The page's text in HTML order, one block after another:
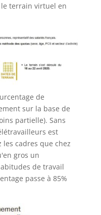
le terrain virtuel en
de
sur la base de
partielle). Sans
est
cadres que chez
gros un
de travail
passe à 85%